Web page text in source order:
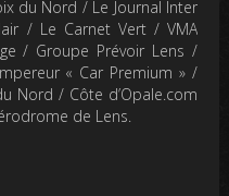
du Nord / Le Journal Inter
/ Le Carnet Vert / VMA
/ Groupe Prévoir Lens /
« Car Premium » /
Nord / Côte d’Opale.com
de Lens.